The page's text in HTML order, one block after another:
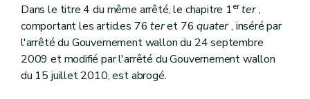
Dans le titre 4 du même arrêté, le chapitre 1er ter,
comportant les articles 76teret 76quater, inséré par
l'arrêté du Gouvernement wallon du 24 septembre
2009 et modifié par l'arrêté du Gouvernement wallon
du 15 juillet 2010, est abrogé.